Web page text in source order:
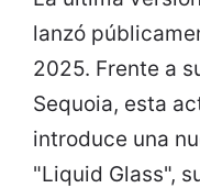
lanzó
2025. Frente a
Sequoia, esta
introduce una
"Liquid Glass",